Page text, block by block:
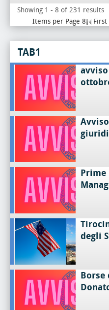
Showing 1 - 8 of 231 results
Items per Page 8
First
TAB1
Prime
degli
Borse